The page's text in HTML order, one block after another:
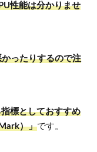
性能は分かりませ
ったりするので注
標としておすすめ
）」です。